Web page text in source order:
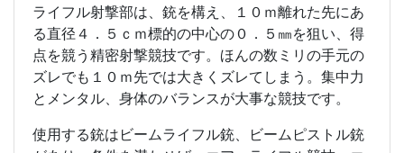
ライフル射撃部は、銃を構え、１０ｍ離れた先にあ
る直径４．５ｃｍ標的の中心の０．５㎜を狙い、得
点を競う精密射撃競技です。ほんの数ミリの手元の
ズレでも１０ｍ先では大きくズレてしまう。集中力
とメンタル、身体のバランスが大事な競技です。
使用する銃はビームライフル銃、ビームピストル銃